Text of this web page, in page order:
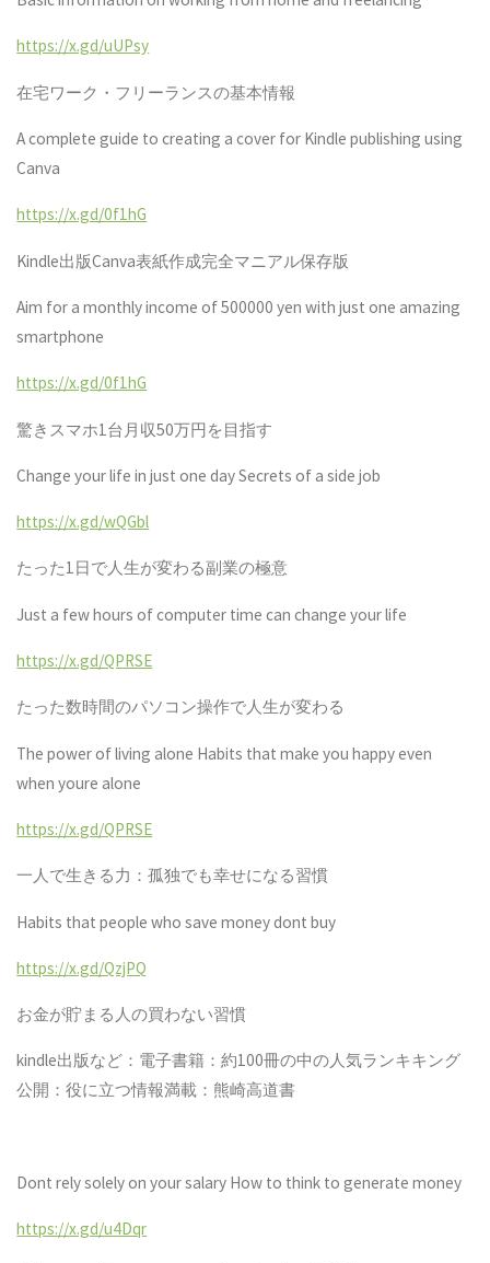
https://x.gd/uUPsy
在宅ワーク・フリーランスの基本情報
A complete guide to creating a cover for Kindle publishing using
Canva
https://x.gd/0f1hG
Kindle出版Canva表紙作成完全マニアル保存版
Aim for a monthly income of 500000 yen with just one amazing
smartphone
https://x.gd/0f1hG
驚きスマホ1 台月収50万円を目指す
Change your life in just one day Secrets of a side job
https://x.gd/wQGbl
たった1日で人生が変わる副業の極意
Just a few hours of computer time can change your life
https://x.gd/QPRSE
たった数時間のパソコン操作で人生が変わる
The power of living alone Habits that make you happy even
when youre alone
https://x.gd/QPRSE
一人で生きる力：孤独でも幸せになる習慣
Habits that people who save money dont buy
https://x.gd/QzjPQ
お金が貯まる人の買わない習慣
kindle出版など：電子書籍：約100冊の中の人気ランキキング
公開：役に立つ情報満載：熊崎高道書
Dont rely solely on your salary How to think to generate money
https://x.gd/u4Dqr